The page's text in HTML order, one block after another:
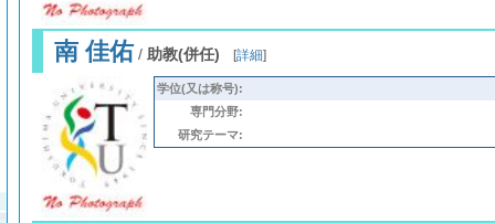
南 佳佑 / 助教(併任) [詳細]
学位(又は称号):
専門分野:
研究テーマ: